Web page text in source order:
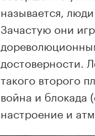
называется,
Зачастую они
достоверности.
такого второго
война и блокада
настроение и